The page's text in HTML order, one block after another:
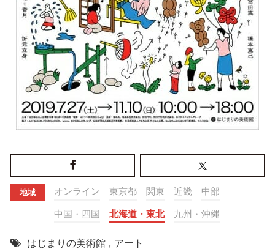
地域 オンライン 東京都 関東 近畿 中部
中国・四国 北海道・東北 九州・沖縄
はじまりの美術館 , アート